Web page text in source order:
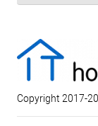
Copyright 2017-